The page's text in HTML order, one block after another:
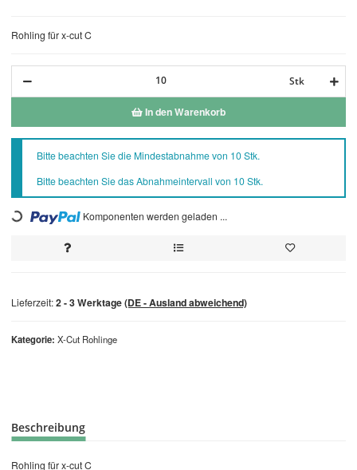
Kategorie X-Cut Rohlinge
Rohling für x-cut C
Stk
In den Warenkorb
xBitte beachten Sie die Mindestabnahme von 10 Stk.
Bitte beachten Sie das Abnahmeintervall von 10 Stk.
Loading... Komponenten werden geladen ...
Lieferzeit:2 - 3 Werktage(DE - Ausland abweichend)
Beschreibung
Rohling für x-cut C